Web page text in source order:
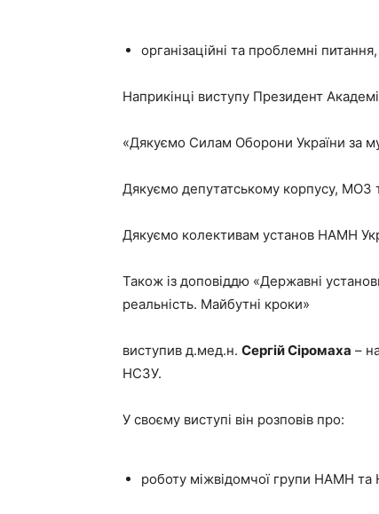
організаційні та проблемні
Наприкінці виступу Президент
«Дякуємо Силам Оборони України за
Дякуємо депутатському корпусу, МОЗ
Дякуємо колективам установ НАМН
Також із доповіддю «Державні
реальність. Майбутні кроки»
виступив д.мед.н. Сергій Сіромаха –
НСЗУ.
У своєму виступі він розповів про:
роботу міжвідомчої групи НАМН та